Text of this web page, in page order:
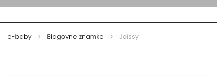
e-baby Blagovne znamke Joissy